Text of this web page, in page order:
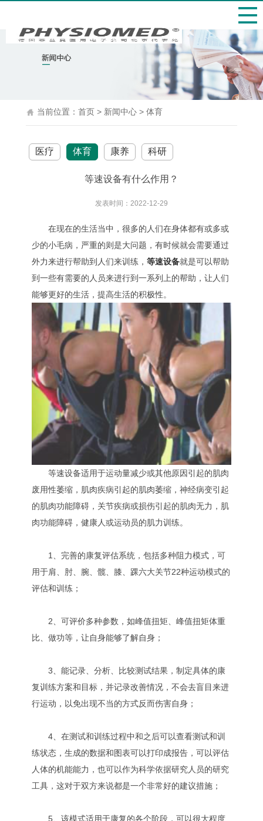
当前位置： 首页 > 新闻中心 > 体育
医疗 体育 康养 科研
等速设备有什么作用？
发表时间：2022-12-29
在现在的生活当中，很多的人们在身体都有或多或
少的小毛病，严重的则是大问题，有时候就会需要通过
外力来进行帮助到人们来训练， 等速设备‍就是可以帮助
到一些有需要的人员来进行到一系列上的帮助，让人们
能够更好的生活，提高生活的积极性。
等速设备‍适用于运动量减少或其他原因引起的肌肉
废用性萎缩，肌肉疾病引起的肌肉萎缩，神经病变引起
的肌肉功能障碍，关节疾病或损伤引起的肌肉无力，肌
肉功能障碍，健康人或运动员的肌力训练。
1、完善的康复评估系统，包括多种阻力模式，可
用于肩、肘、腕、髋、膝、踝六大关节22种运动模式的
评估和训练；
2、可评价多种参数，如峰值扭矩、峰值扭矩体重
比、做功等，让自身能够了解自身；
3、能记录、分析、比较测试结果，制定具体的康
复训练方案和目标，并记录改善情况，不会去盲目来进
行运动，以免出现不当的方式反而伤害自身；
4、在测试和训练过程中和之后可以查看测试和训
练状态，生成的数据和图表可以打印成报告，可以评估
人体的机能能力，也可以作为科学依据研究人员的研究
工具，这对于双方来说都是一个非常好的建议措施；
5、该模式适用于康复的各个阶段，可以很大程度